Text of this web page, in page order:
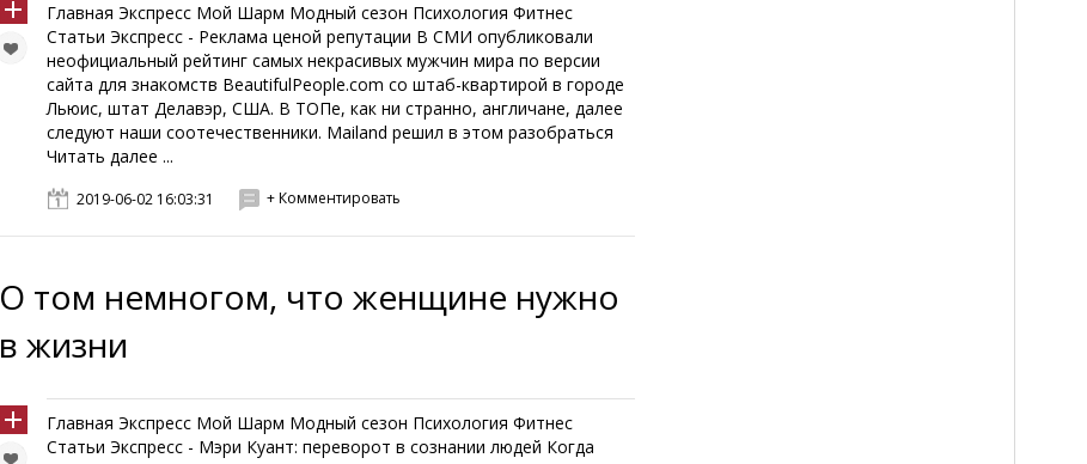
Главная Экспресс Мой Шарм Модный сезон Психология Фитнес
Статьи Экспресс - Реклама ценой репутации В СМИ опубликовали
неофициальный рейтинг самых некрасивых мужчин мира по версии
сайта для знакомств BeautifulPeople.com со штаб-квартирой в городе
Льюис, штат Делавэр, США. В ТОПе, как ни странно, англичане, далее
следуют наши соотечественники. Mailand решил в этом разобраться
Читать далее ...
2019-06-02 16:03:31 + Комментировать
О том немногом, что женщине нужно
в жизни
Главная Экспресс Мой Шарм Модный сезон Психология Фитнес
Статьи Экспресс - Мэри Куант: переворот в сознании людей Когда